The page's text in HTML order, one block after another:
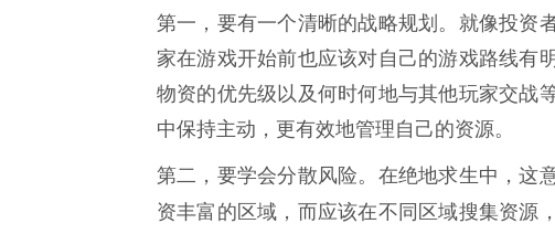
第一，要有一个清晰的战略规划。就像投资
家在游戏开始前也应该对自己的游戏路线有
物资的优先级以及何时何地与其他玩家交战
中保持主动，更有效地管理自己的资源。
第二，要学会分散风险。在绝地求生中，这
资丰富的区域，而应该在不同区域搜集资源，